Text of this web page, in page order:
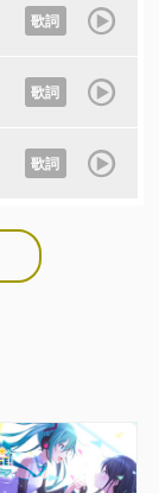
歌詞
歌詞
歌詞